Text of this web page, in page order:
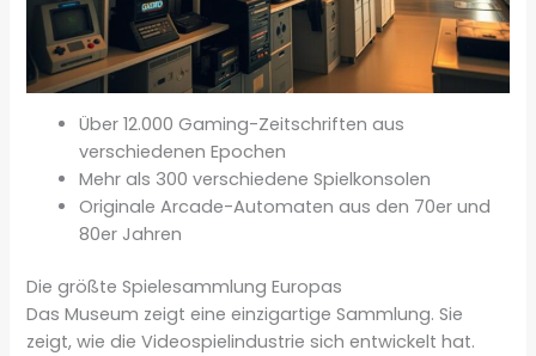
Über 12.000 Gaming-Zeitschriften aus
verschiedenen Epochen
Mehr als 300 verschiedene Spielkonsolen
Originale Arcade-Automaten aus den 70er und
80er Jahren
Die größte Spielesammlung Europas
Das Museum zeigt eine einzigartige Sammlung. Sie
zeigt, wie die Videospielindustrie sich entwickelt hat.